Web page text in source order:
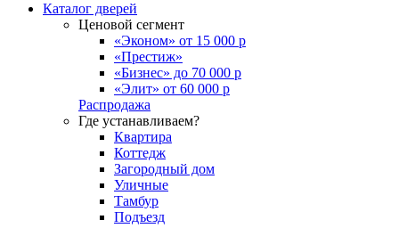
Каталог дверей
Ценовой сегмент
«Эконом» от 15 000 р
«Престиж»
«Бизнес» до 70 000 р
«Элит» от 60 000 р
Распродажа
Где устанавливаем?
Квартира
Коттедж
Загородный дом
Уличные
Тамбур
Подъезд